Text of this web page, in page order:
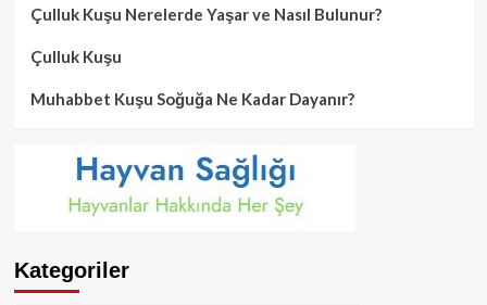
Çulluk Kuşu Nerelerde Yaşar ve Nasıl Bulunur?
Çulluk Kuşu
Muhabbet Kuşu Soğuğa Ne Kadar Dayanır?
Kategoriler